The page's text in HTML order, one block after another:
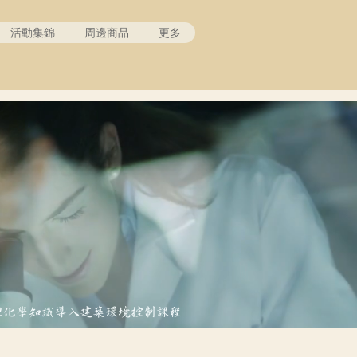
活動集錦 周邊商品 更多
學知識導入建築環境控制課程